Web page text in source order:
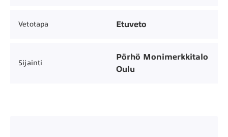
Vetotapa Etuveto
Sijainti
Pörhö Monimerkkitalo
Oulu